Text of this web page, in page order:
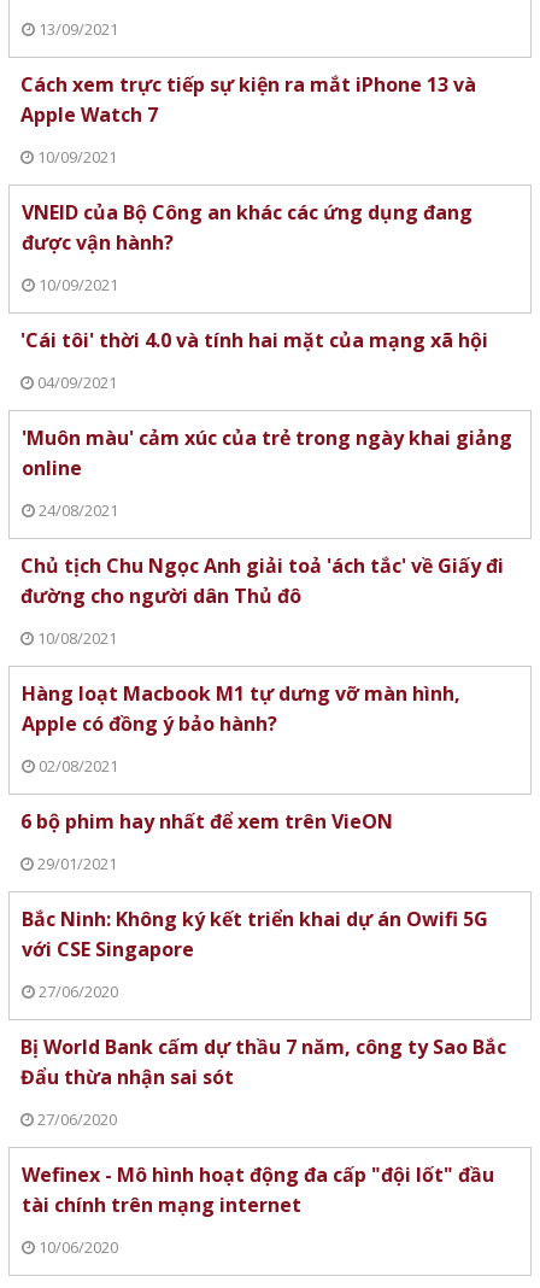
13/09/2021
Cách xem trực tiếp sự kiện ra mắt iPhone 13 và
Apple Watch 7
10/09/2021
VNEID của Bộ Công an khác các ứng dụng đang
được vận hành?
10/09/2021
'Cái tôi' thời 4.0 và tính hai mặt của mạng xã hội
04/09/2021
'Muôn màu' cảm xúc của trẻ trong ngày khai giảng
online
24/08/2021
Chủ tịch Chu Ngọc Anh giải toả 'ách tắc' về Giấy đi
đường cho người dân Thủ đô
10/08/2021
Hàng loạt Macbook M1 tự dưng vỡ màn hình,
Apple có đồng ý bảo hành?
02/08/2021
6 bộ phim hay nhất để xem trên VieON
29/01/2021
Bắc Ninh: Không ký kết triển khai dự án Owifi 5G
với CSE Singapore
27/06/2020
Bị World Bank cấm dự thầu 7 năm, công ty Sao Bắc
Đẩu thừa nhận sai sót
27/06/2020
Wefinex - Mô hình hoạt động đa cấp "đội lốt" đầu
tài chính trên mạng internet
10/06/2020